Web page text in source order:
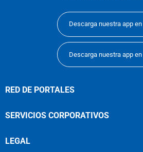
Descarga nuestra app en
Descarga nuestra app en
RED DE PORTALES
SERVICIOS CORPORATIVOS
LEGAL